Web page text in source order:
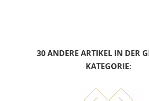
30 ANDERE ARTIKEL IN DER
KATEGORIE: